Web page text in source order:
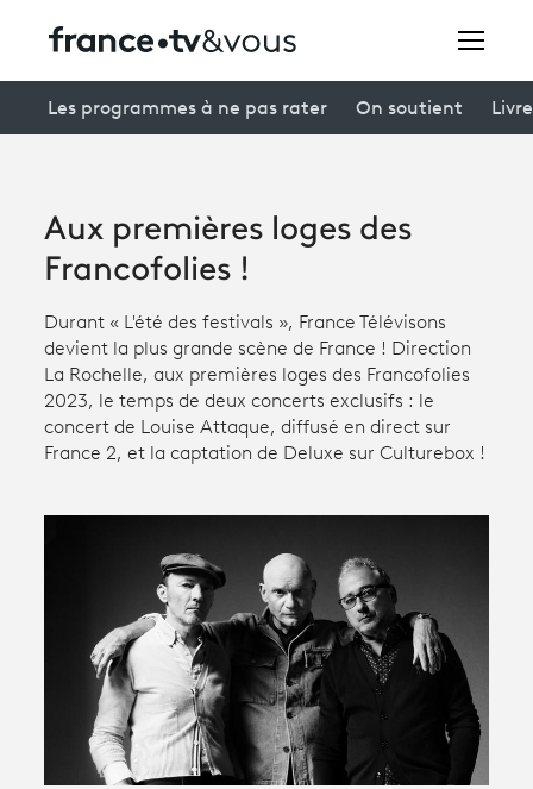
connexion
Avantages fidélité
Creators
Participer et assister à une émission
À votre écoute
Productions et innovation
Les programmes à ne pas rater On soutient
Aux premières loges des
Francofolies !
Durant « L'été des festivals », France Télévisons
devient la plus grande scène de France ! Direction
La Rochelle, aux premières loges des Francofolies
2023, le temps de deux concerts exclusifs : le
concert de Louise Attaque, diffusé en direct sur
France 2, et la captation de Deluxe sur Culturebox !